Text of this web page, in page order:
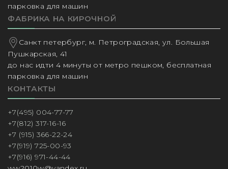
парковка для машин
ФАБРИКА НА КИРОЧНОЙ
Санкт петербург, м. Петроградская, ул. Большая
Пушкарская, 41
до нас идти 4 минуты от метро пешком, бесплатная
парковка для машин
КОНТАКТЫ
+7(495) 004-77-77
+7(812) 317-16-16
+7 (915) 366-22-24
+7(919) 725-00-93
+7(916) 971-44-44